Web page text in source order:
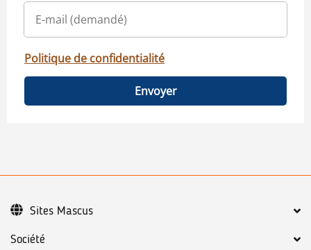
Politique de confidentialité
Envoyer
Société
Sites Mascus